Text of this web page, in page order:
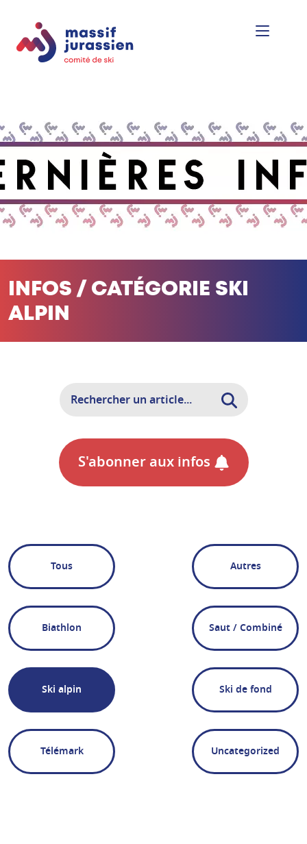
INFOS / CATÉGORIE SKI
ALPIN
S'abonner aux infos
Tous Autres
Biathlon Saut / Combiné
Ski alpin Ski de fond
Télémark Uncategorized